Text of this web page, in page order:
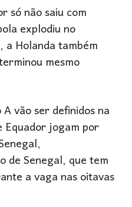
só não saiu com
explodiu no
Holanda também
mesmo
vão ser definidos na
jogam por
de Senegal, que tem
a vaga nas oitavas